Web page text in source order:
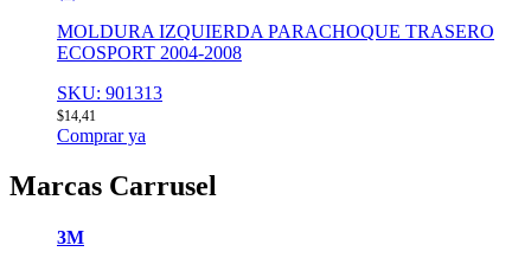
MOLDURA IZQUIERDA PARACHOQUE TRASERO
ECOSPORT 2004-2008
SKU: 901313
$14,41
Comprar ya
Marcas Carrusel
3M